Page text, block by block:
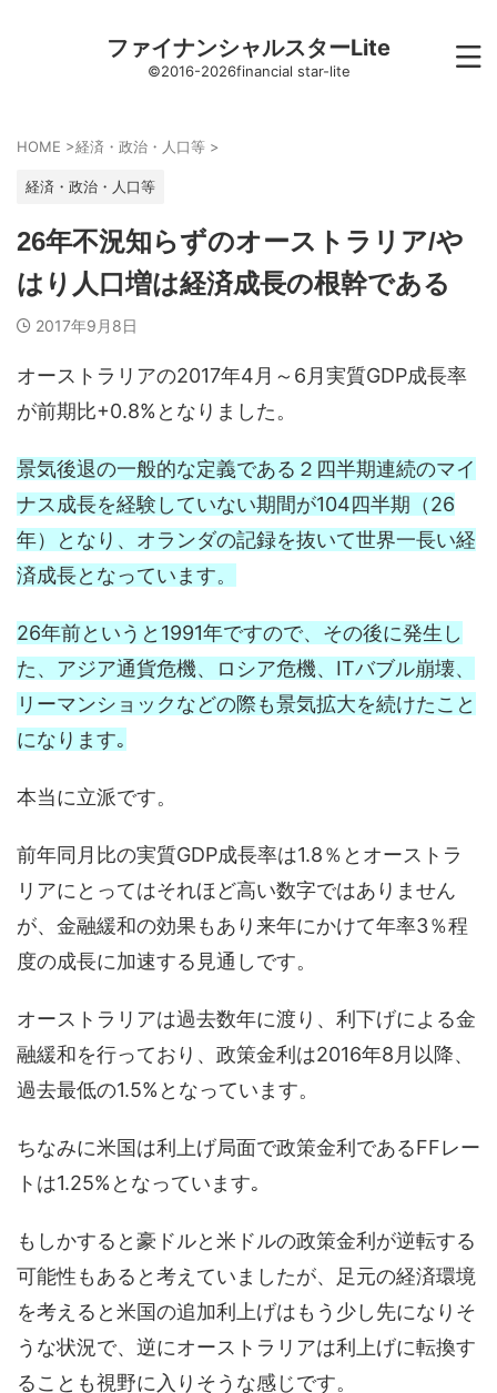
ファイナンシャルスターLite
©2016-2026financial star-lite
HOME >経済・政治・人口等 >
経済・政治・人口等
26年不況知らずのオーストラリア/や
はり人口増は経済成長の根幹である
2017年9月8日
オーストラリアの2017年4月～6月実質GDP成長率
が前期比+0.8%となりました。
景気後退の一般的な定義である２四半期連続のマイ
ナス成長を経験していない期間が104四半期（26
年）となり、オランダの記録を抜いて世界一長い経
済成長となっています。
26年前というと1991年ですので、その後に発生し
た、アジア通貨危機、ロシア危機、ITバブル崩壊、
リーマンショックなどの際も景気拡大を続けたこと
になります｡
本当に立派です。
前年同月比の実質GDP成長率は1.8％とオーストラ
リアにとってはそれほど高い数字ではありません
が、金融緩和の効果もあり来年にかけて年率3％程
度の成長に加速する見通しです。
オーストラリアは過去数年に渡り、利下げによる金
融緩和を行っており、政策金利は2016年8月以降、
過去最低の1.5%となっています。
ちなみに米国は利上げ局面で政策金利であるFFレー
トは1.25%となっています｡
もしかすると豪ドルと米ドルの政策金利が逆転する
可能性もあると考えていましたが、足元の経済環境
を考えると米国の追加利上げはもう少し先になりそ
うな状況で、逆にオーストラリアは利上げに転換す
ることも視野に入りそうな感じです。